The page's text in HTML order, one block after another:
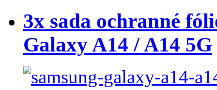
3x sada ochranné
Galaxy A14 / A14 5G